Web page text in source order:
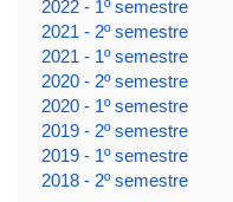
2022 - 1º semestre
2021 - 2º semestre
2021 - 1º semestre
2020 - 2º semestre
2020 - 1º semestre
2019 - 2º semestre
2019 - 1º semestre
2018 - 2º semestre